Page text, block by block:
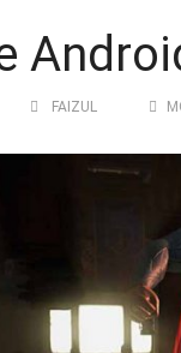
FAIZUL